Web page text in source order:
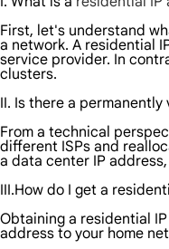
First, let's understand
a network. A residential
service provider. In
clusters.
II. Is there a
From a technical
different ISPs and
a data center IP
III.How do I get a
Obtaining a residential
address to your home